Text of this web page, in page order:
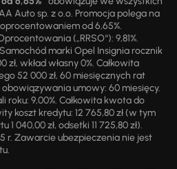
Auto sp. z o.o. Promocja polega na
od 6,65%.
(„RRSO“): 9,81%.
marki Opel Insignia rocznik
wkład własny 0%. Całkowita
52 000 zł, 60 miesięcznych rat
obowiązywania umowy: 60 miesięcy.
roku: 9,00%. Całkowita kwota do
koszt kredytu: 12 765,80 zł (w tym
040,00 zł, odsetki 11 725,80 zł).
r. Zawarcie ubezpieczenia nie jest